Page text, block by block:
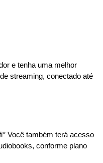
e tenha uma melhor
streaming, conectado até
Você também terá acesso
conforme plano